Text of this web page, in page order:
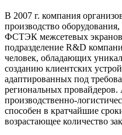
В 2007 г. компания
производство
ФСТЭК межсетевых
подразделение R&D
человек, обладающих
созданию клиентских
адаптированных под
региональных
производственно-
способен в кратчайшие
возрастающее количество